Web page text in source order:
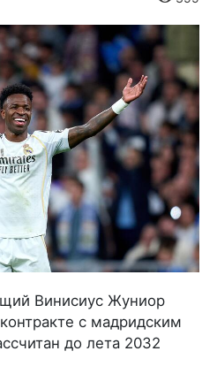
Винисиус Жуниор
с мадридским
до лета 2032